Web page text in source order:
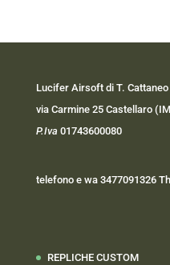
Lucifer Airsoft di T. Cattaneo
via Carmine 25 Castellaro
P.Iva 01743600080
telefono e wa 3477091326
REPLICHE CUSTOM